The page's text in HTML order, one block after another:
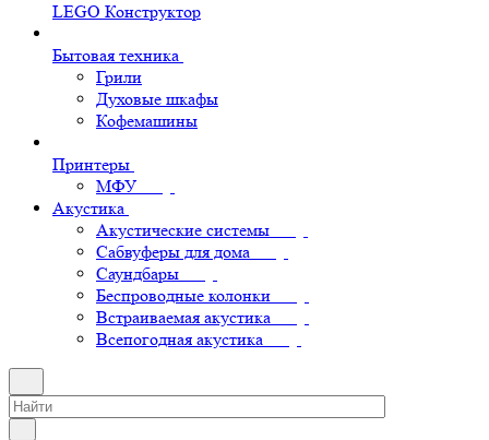
LEGO Конструктор
Бытовая техника
Грили
Духовые шкафы
Кофемашины
Принтеры
МФУ
Акустика
Акустические системы
Сабвуферы для дома
Саундбары
Беспроводные колонки
Встраиваемая акустика
Всепогодная акустика